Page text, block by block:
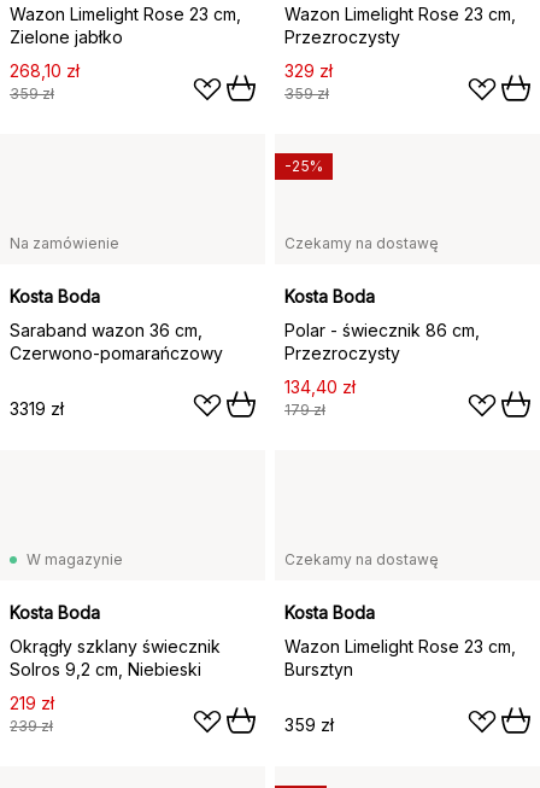
Wazon Limelight Rose 23 cm,
Zielone jabłko
268,10 zł
359 zł
Wazon Limelight Rose 23 cm,
Przezroczysty
329 zł
359 zł
Na zamówienie
Kosta Boda
Saraband wazon 36 cm,
Czerwono-pomarańczowy
3319 zł
Czekamy na dostawę
Kosta Boda
Polar - świecznik 86 cm,
Przezroczysty
134,40 zł
179 zł
-25%
W magazynie
Kosta Boda
Okrągły szklany świecznik
Solros 9,2 cm, Niebieski
219 zł
239 zł
Czekamy na dostawę
Kosta Boda
Wazon Limelight Rose 23 cm,
Bursztyn
359 zł